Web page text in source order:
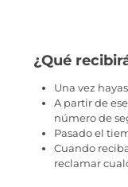
¿Qué
Una vez
A partir de
número de
Pasado el
Cuando
reclamar